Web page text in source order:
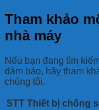
Tham khảo
nhà máy
Nếu bạn đang tìm
đảm bảo, hãy tham
chúng tôi.
STT Thiết bị chống